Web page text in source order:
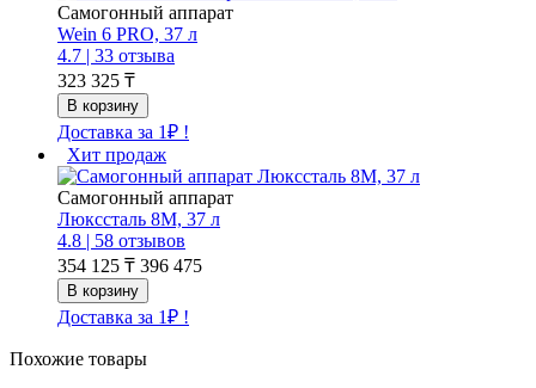
Самогонный аппарат
Wein 6 PRO, 37 л
4.7 | 33 отзыва
323 325 ₸
Доставка за 1₽ !
Хит продаж
Самогонный аппарат
Люкссталь 8М, 37 л
4.8 | 58 отзывов
354 125 ₸ 396 475
Доставка за 1₽ !
Похожие товары